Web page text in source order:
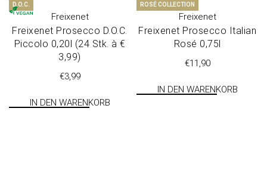
D.O.C.
Freixenet
Freixenet Prosecco D.O.C.
Piccolo 0,20l (24 Stk. à €
3,99)
€3,99
IN DEN WARENKORB
ROSÉ COLLECTION
Freixenet
Freixenet Prosecco Italian
Rosé 0,75l
€11,90
IN DEN WARENKORB